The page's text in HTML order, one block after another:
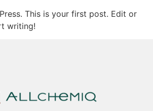
This is your first post. Edit or
writing!